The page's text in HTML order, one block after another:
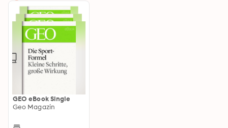
GEO eBook Single
Geo Magazin